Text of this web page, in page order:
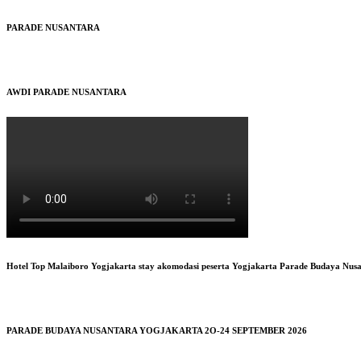
PARADE NUSANTARA
AWDI PARADE NUSANTARA
Hotel Top Malaiboro Yogjakarta stay akomodasi peserta Yogjakarta Parade Budaya
PARADE BUDAYA NUSANTARA YOGJAKARTA 2O-24 SEPTEMBER 2026